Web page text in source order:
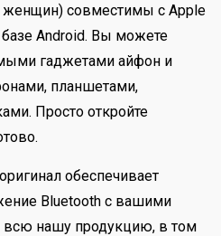
совместимы с Apple
Android. Вы можете
гаджетами айфон и
планшетами,
Просто откройте
обеспечивает
Bluetooth с вашими
всю нашу продукцию, в том